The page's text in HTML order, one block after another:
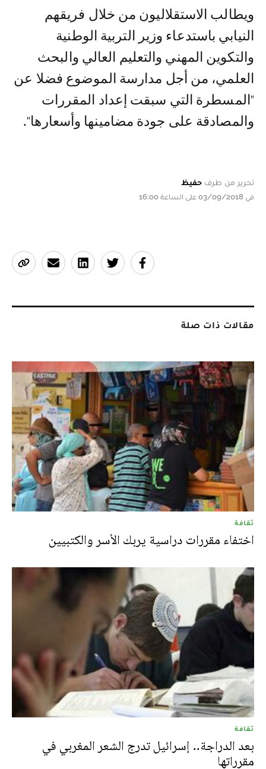
ويطالب الاستقلاليون من خلال فريقهم
النيابي باستدعاء وزير التربية الوطنية
والتكوين المهني والتعليم العالي والبحث
العلمي، من أجل مدارسة الموضوع فضلا عن
"المسطرة التي سبقت إعداد المقررات
والمصادقة على جودة مضامينها وأسعارها".
تحرير من طرف حفيظ
في 03/09/2018 على الساعة 16:00
مقالات ذات صلة
ثقافة
اختفاء مقررات دراسية يربك الأسر والكتبيين
ثقافة
بعد الدراجة.. إسرائيل تدرج الشعر المغربي في
مقرراتها